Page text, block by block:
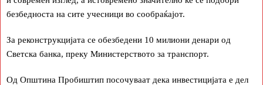
безбедноста на сите учесници во сообраќајот.
За реконструкцијата се обезбедени 10 милиони денари од
Светска банка, преку Министерството за транспорт.
Од Општина Пробиштип посочуваат дека инвестицијата е дел